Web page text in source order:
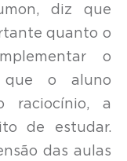
diz que
quanto o
o
que o aluno
raciocínio, a
de estudar.
das aulas